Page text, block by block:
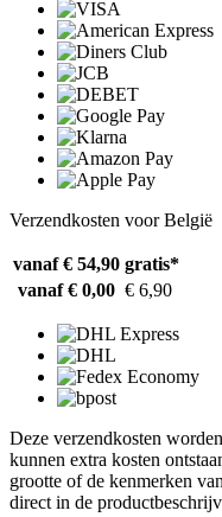
Verzendkosten voor België
vanaf € 54,90 gratis*
vanaf € 0,00 € 6,90
Deze verzendkosten
kunnen extra kosten
grootte of de kenmerken
direct in de